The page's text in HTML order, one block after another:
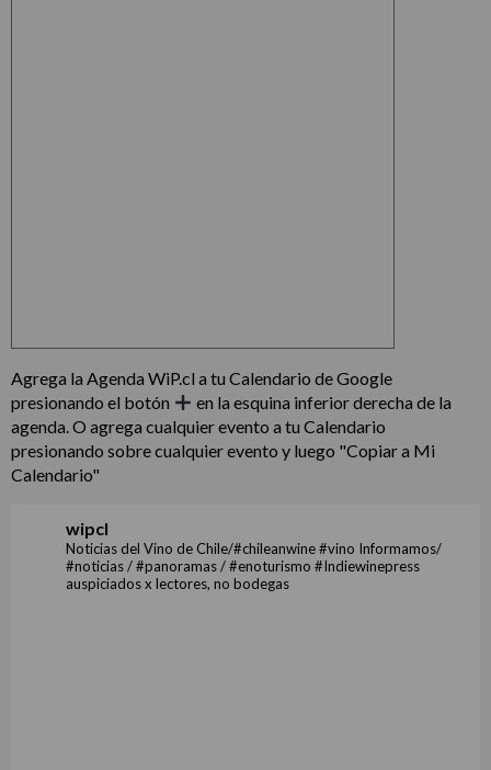
Agrega la Agenda WiP.cl a tu Calendario de Google
presionando el botón
en la esquina inferior derecha de la
agenda. O agrega cualquier evento a tu Calendario
presionando sobre cualquier evento y luego "Copiar a Mi
Calendario"
wipcl
Noticias del Vino de Chile/#chileanwine #vino Informamos/
#noticias / #panoramas / #enoturismo #Indiewinepress
auspiciados x lectores, no bodegas